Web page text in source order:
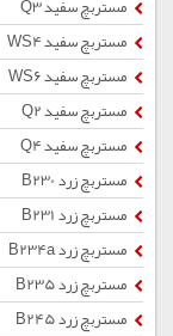
مستربچ سفید Q3
مستربچ سفید WS4
مستربچ سفید WS6
مستربچ سفید Q2
مستربچ سفید Q4
مستربچ زرد B230
مستربچ زرد B231
مستربچ زرد B234a
مستربچ زرد B235
مستربچ زرد B245